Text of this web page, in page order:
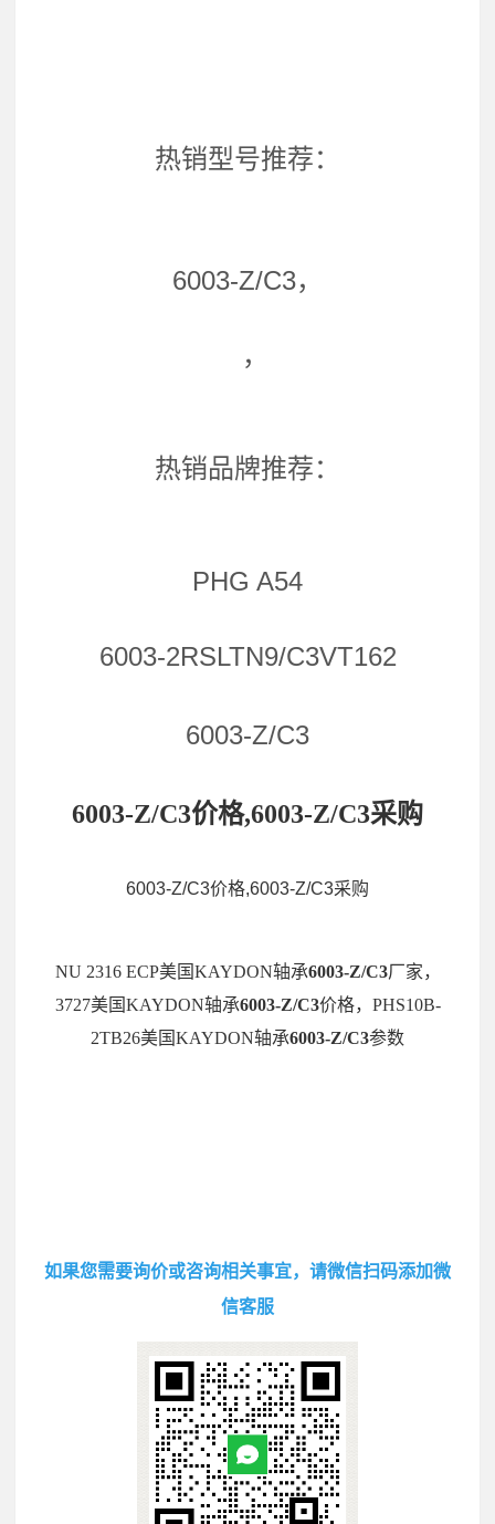
热销型号推荐：
6003-Z/C3，
，
热销品牌推荐：
PHG A54
6003-2RSLTN9/C3VT162
6003-Z/C3
6003-Z/C3价格,6003-Z/C3采购
6003-Z/C3价格,6003-Z/C3采购
NU 2316 ECP美国KAYDON轴承6003-Z/C3厂家，
3727美国KAYDON轴承6003-Z/C3价格，PHS10B-
2TB26美国KAYDON轴承6003-Z/C3参数
如果您需要询价或咨询相关事宜，请微信扫码添加微
信客服